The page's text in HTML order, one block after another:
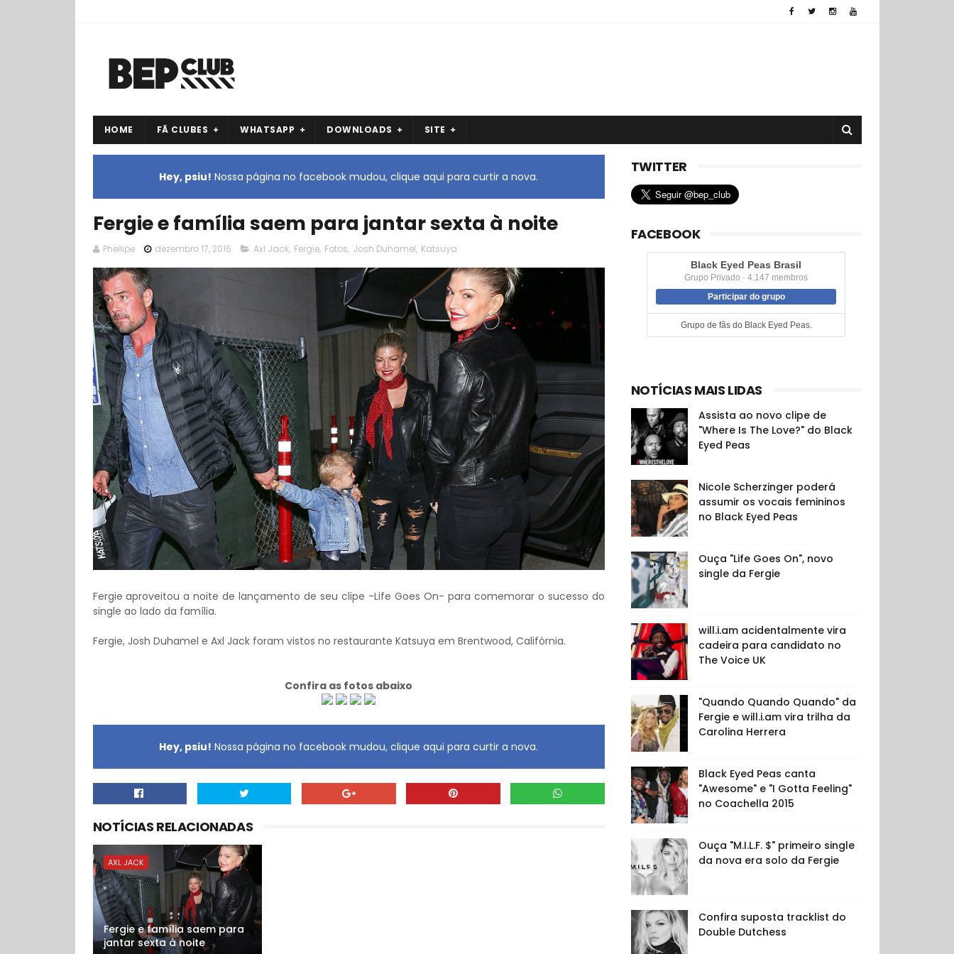
HOME FÃ CLUBES WHATSAPP DOWNLOADS SITE
Hey, psiu! Nossa página no facebook mudou, clique aqui para curtir a nova.
Fergie e família saem para jantar sexta à noite
Phellipe dezembro 17, 2016 Axl Jack, Fergie, Fotos, Josh Duhamel, Katsuya
Fergie aproveitou a noite de lançamento de seu clipe -Life Goes On- para comemorar o sucesso do
single ao lado da família.
Fergie, Josh Duhamel e Axl Jack foram vistos no restaurante Katsuya em Brentwood, Califórnia.
Confira as fotos abaixo
Hey, psiu! Nossa página no facebook mudou, clique aqui para curtir a nova.
NOTÍCIAS RELACIONADAS
AXL JACK
Fergie e família saem para
jantar sexta à noite
TWITTER
FACEBOOK
Black Eyed Peas Brasil
Grupo Privado · 4.147 membros
Participar do grupo
Grupo de fãs do Black Eyed Peas.
NOTÍCIAS MAIS LIDAS
Assista ao novo clipe de
"Where Is The Love?" do Black
Eyed Peas
Nicole Scherzinger poderá
assumir os vocais femininos
no Black Eyed Peas
Ouça "Life Goes On", novo
single da Fergie
will.i.am acidentalmente vira
cadeira para candidato no
The Voice UK
"Quando Quando Quando" da
Fergie e will.i.am vira trilha da
Carolina Herrera
Black Eyed Peas canta
"Awesome" e "I Gotta Feeling"
no Coachella 2015
Ouça "M.I.L.F. $" primeiro single
da nova era solo da Fergie
Confira suposta tracklist do
Double Dutchess